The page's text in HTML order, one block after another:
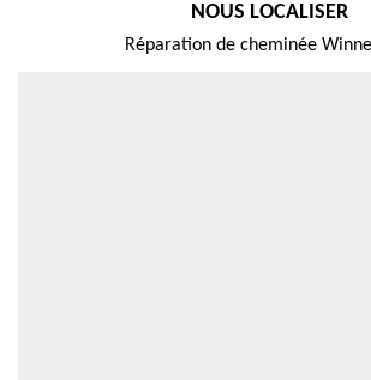
NOUS LOCALISER
Réparation de cheminée